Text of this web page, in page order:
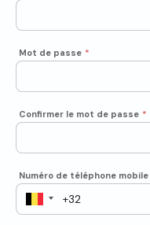
Mot de passe *
Confirmer le mot de passe *
Numéro de téléphone mobile